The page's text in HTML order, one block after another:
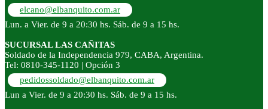
elcano@elbanquito.com.ar
Lun. a Vier. de 9 a 20:30 hs. Sáb. de 9 a 15 hs.
SUCURSAL LAS CAÑITAS
Soldado de la Independencia 979, CABA, Argentina.
Tel: 0810-345-1120 | Opción 3
pedidossoldado@elbanquito.com.ar
Lun a Vier. de 9 a 20:30 hs. Sáb. de 9 a 15 hs.